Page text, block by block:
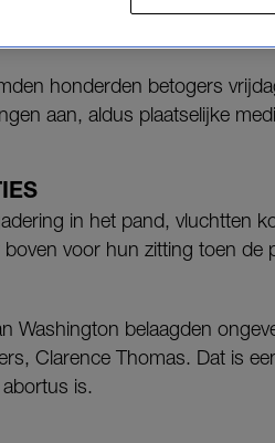
door de hoogste rechters
honderden betogers
aan, aldus plaatselijke
in het pand, vluchtten
voor hun zitting toen
Washington belaagden
Clarence Thomas. Dat is
is.